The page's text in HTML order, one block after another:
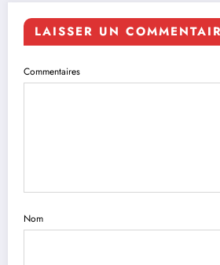
LAISSER UN
Commentaires
Nom